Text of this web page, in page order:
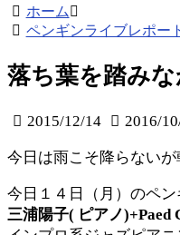
ホーム
ペンギンライブレポー
落ち葉を踏
2015/12/14 2016/
今日は雨こそ降らない
今日１４日（月）のペ
三浦陽子( ピアノ)+Paed